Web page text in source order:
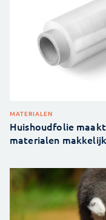
MATERIALEN
Huishoudfolie
materialen